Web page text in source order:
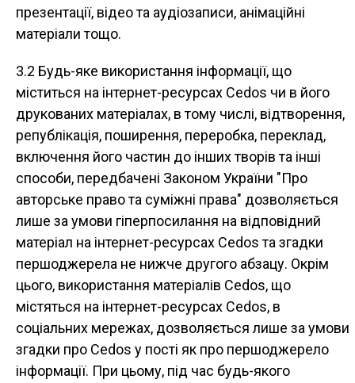
презентації, відео та аудіозаписи, анімаційні
матеріали тощо.
3.2 Будь-яке використання інформації, що
міститься на інтернет-ресурсах Cedos чи в його
друкованих матеріалах, в тому числі, відтворення,
републікація, поширення, переробка, переклад,
включення його частин до інших творів та інші
способи, передбачені Законом України "Про
авторське право та суміжні права" дозволяється
лише за умови гіперпосилання на відповідний
матеріал на інтернет-ресурсах Cedos та згадки
першоджерела не нижче другого абзацу. Окрім
цього, використання матеріалів Cedos, що
містяться на інтернет-ресурсах Cedos, в
соціальних мережах, дозволяється лише за умови
згадки про Cedos у пості як про першоджерело
інформації. При цьому, під час будь-якого